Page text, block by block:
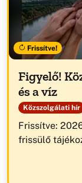
Frissítve!
Figyelő!
és a víz
Közszolgálati hír
Frissítve:
frissülő